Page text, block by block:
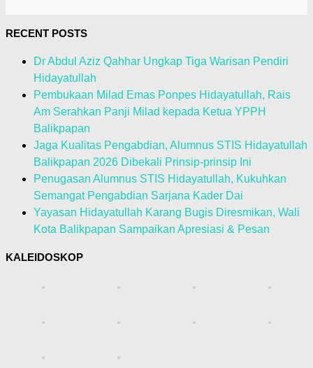
RECENT POSTS
Dr Abdul Aziz Qahhar Ungkap Tiga Warisan Pendiri
Hidayatullah
Pembukaan Milad Emas Ponpes Hidayatullah, Rais
Am Serahkan Panji Milad kepada Ketua YPPH
Balikpapan
Jaga Kualitas Pengabdian, Alumnus STIS Hidayatullah
Balikpapan 2026 Dibekali Prinsip-prinsip Ini
Penugasan Alumnus STIS Hidayatullah, Kukuhkan
Semangat Pengabdian Sarjana Kader Dai
Yayasan Hidayatullah Karang Bugis Diresmikan, Wali
Kota Balikpapan Sampaikan Apresiasi & Pesan
KALEIDOSKOP